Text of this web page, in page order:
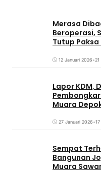
Merasa
Beroperasi,
Tutup
12 Januari 2026•
Lapor KDM,
Muara
27 Januari 2026•
Sempat
Bangunan
Muara